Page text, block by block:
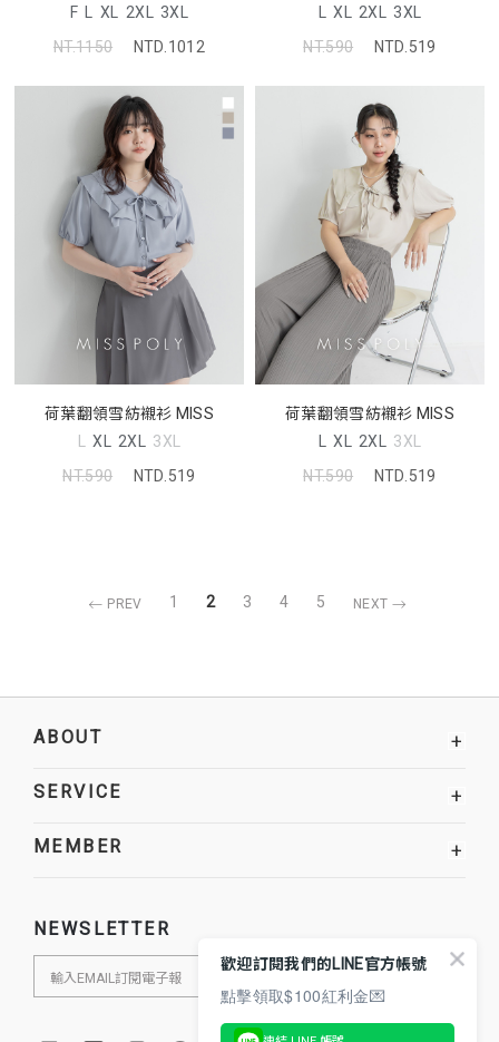
F L XL 2XL 3XL
NT.1150
NTD.1012
L XL 2XL 3XL
NT.590
NTD.519
荷葉翻領雪紡襯衫 MISS
L XL 2XL 3XL
NT.590
NTD.519
荷葉翻領雪紡襯衫 MISS
L XL 2XL 3XL
NT.590
NTD.519
PREV 1 2 3 4 5 NEXT
ABOUT +
SERVICE +
MEMBER +
NEWSLETTER
歡迎訂閱我們的LINE官方帳號
點擊領取$100紅利金💌